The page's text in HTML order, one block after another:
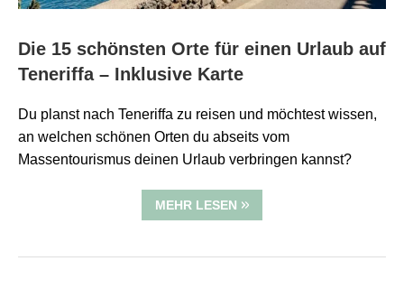
Die 15 schönsten Orte für einen Urlaub auf
Teneriffa – Inklusive Karte
Du planst nach Teneriffa zu reisen und möchtest wissen,
an welchen schönen Orten du abseits vom
Massentourismus deinen Urlaub verbringen kannst?
MEHR LESEN